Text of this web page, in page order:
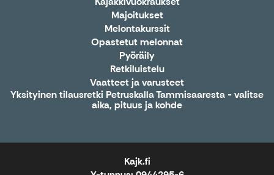
Majoitukset
Melontakurssit
Opastetut melonnat
Pyöräily
Retkiluistelu
Vaatteet ja varusteet
Yksityinen tilausretki Petruskalla Tammisaaresta - valitse
aika, pituus ja kohde
Kajk.fi